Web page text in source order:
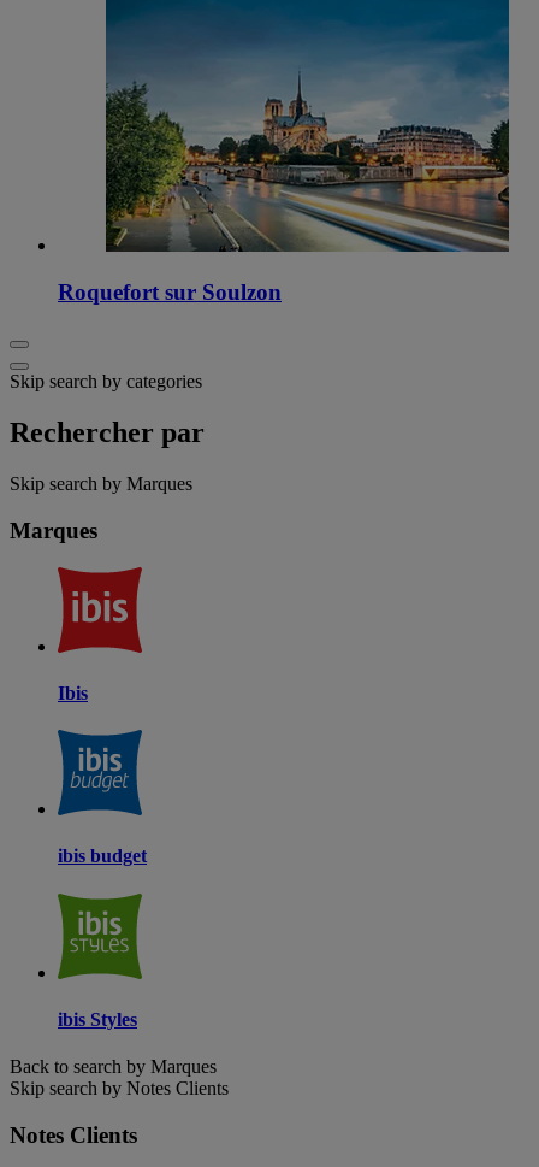
Roquefort sur Soulzon
Skip search by categories
Rechercher par
Skip search by Marques
Marques
Ibis
ibis budget
ibis Styles
Back to search by Marques
Skip search by Notes Clients
Notes Clients